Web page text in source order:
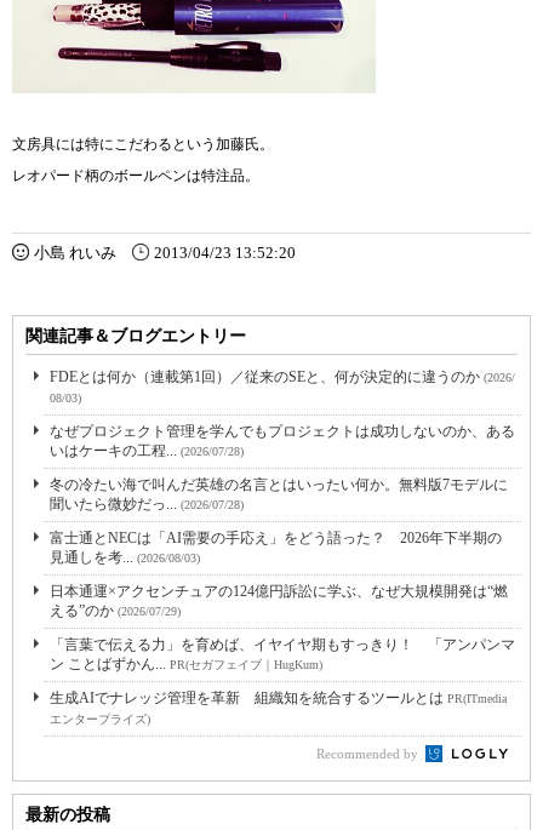
文房具には特にこだわるという加藤氏。
レオパード柄のボールペンは特注品。
小島 れいみ 2013/04/23 13:52:20
関連記事＆ブログエントリー
FDEとは何か（連載第1回）／従来のSEと、何が決定的に違うのか (2026/
08/03)
なぜプロジェクト管理を学んでもプロジェクトは成功しないのか、ある
いはケーキの工程... (2026/07/28)
冬の冷たい海で叫んだ英雄の名言とはいったい何か。無料版7モデルに
聞いたら微妙だっ... (2026/07/28)
富士通とNECは「AI需要の手応え」をどう語った？ 2026年下半期の
見通しを考... (2026/08/03)
日本通運×アクセンチュアの124億円訴訟に学ぶ、なぜ大規模開発は“燃
える”のか (2026/07/29)
「言葉で伝える力」を育めば、イヤイヤ期もすっきり！ 「アンパンマ
ン ことばずかん... PR(セガフェイブ｜HugKum)
生成AIでナレッジ管理を革新 組織知を統合するツールとは PR(ITmedia
エンタープライズ)
Recommended by
最新の投稿